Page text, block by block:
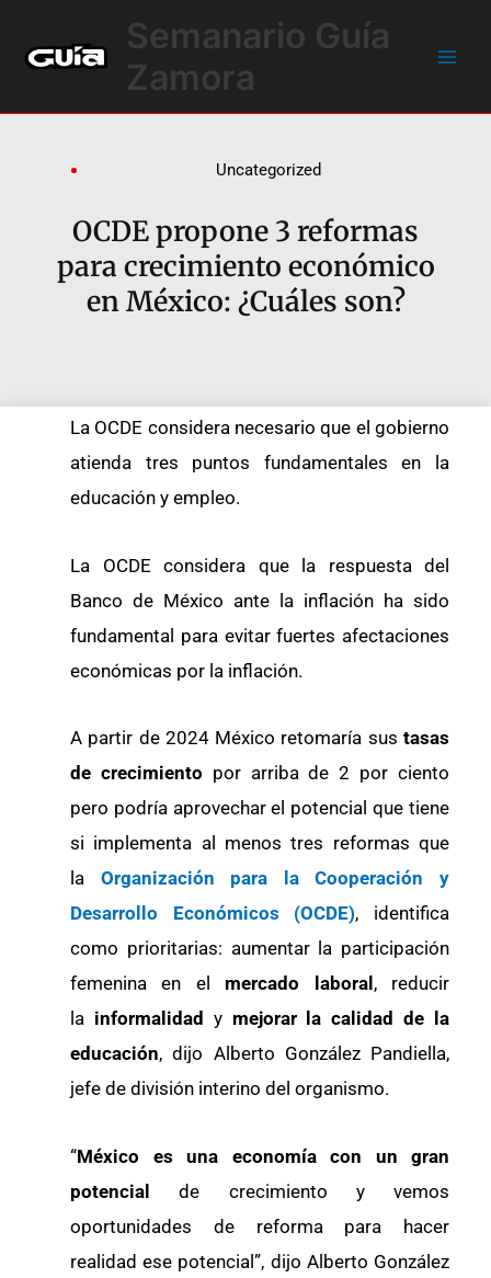
contenido
Semanario Guía
Zamora
Uncategorized
OCDE propone 3 reformas
para crecimiento económico
en México: ¿Cuáles son?
La OCDE considera necesario que el gobierno
atienda tres puntos fundamentales en la
educación y empleo.
La OCDE considera que la respuesta del
Banco de México ante la inflación ha sido
fundamental para evitar fuertes afectaciones
económicas por la inflación.
A partir de 2024 México retomaría sus tasas
de crecimiento por arriba de 2 por ciento
pero podría aprovechar el potencial que tiene
si implementa al menos tres reformas que
la Organización para la Cooperación y
Desarrollo Económicos (OCDE), identifica
como prioritarias: aumentar la participación
femenina en el mercado laboral , reducir
la informalidad y mejorar la calidad de la
educación, dijo Alberto González Pandiella,
jefe de división interino del organismo.
“México es una economía con un gran
potencial
de crecimiento y vemos
oportunidades de reforma para hacer
realidad ese potencial”, dijo Alberto González